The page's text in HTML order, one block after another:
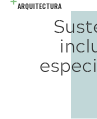
ARQUITECTURA